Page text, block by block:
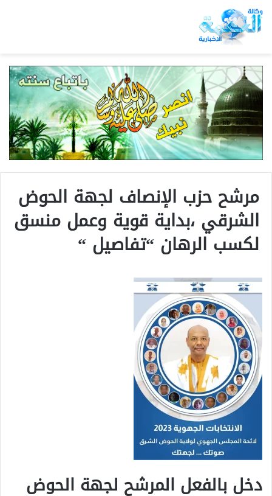
مرشح حزب الإنصاف لجهة الحوض
الشرقي ،بداية قوية وعمل منسق
لكسب الرهان “تفاصيل “
دخل بالفعل المرشح لجهة الحوض